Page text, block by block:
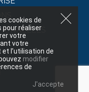
cookies de
réaliser
votre
votre
l’utilisation de
modifier
de
J'accepte